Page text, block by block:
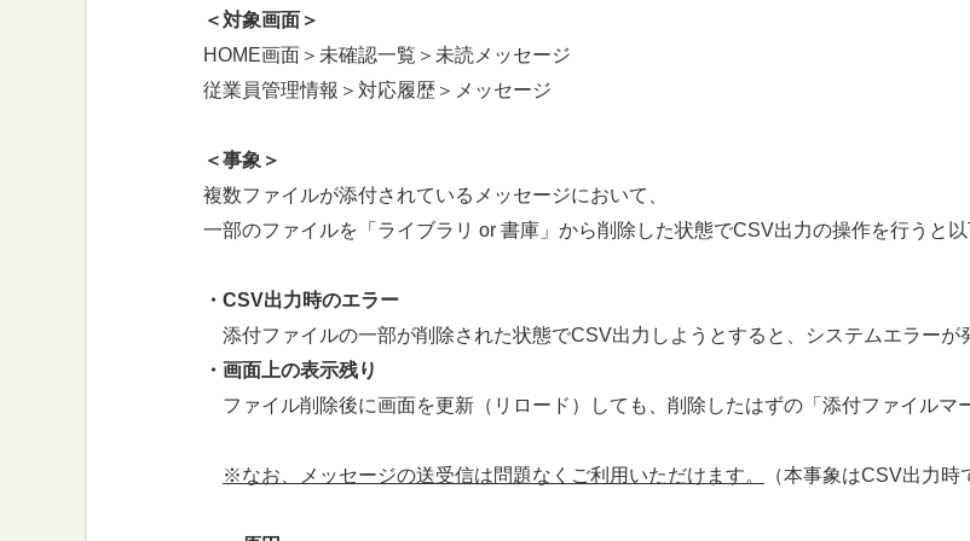
＜対象画面＞
HOME画面＞未確認一覧＞未読メッセージ
従業員管理情報＞対応履歴＞メッセージ
＜事象＞
複数ファイルが添付されているメッセージにおいて、
一部のファイルを「ライブラリ or 書庫」から削除した状態でCSV出力の操作を行うと以
・CSV出力時のエラー
添付ファイルの一部が削除された状態でCSV出力しようとすると、システムエラーが発
・画面上の表示残り
ファイル削除後に画面を更新（リロード）しても、削除したはずの「添付ファイルマー
※なお、メッセージの送受信は問題なくご利用いただけます。 （本事象はCSV出力時